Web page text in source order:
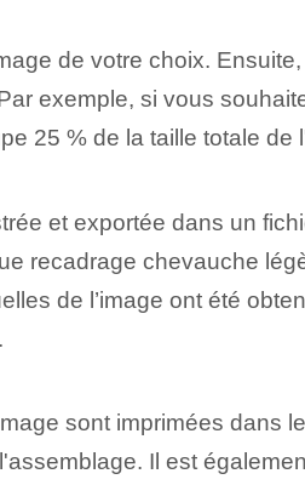
de votre choix.
exemple, si vous
25 % de la taille totale de
et exportée dans un
recadrage chevauche
de l’image ont été
sont imprimées dans
Il est